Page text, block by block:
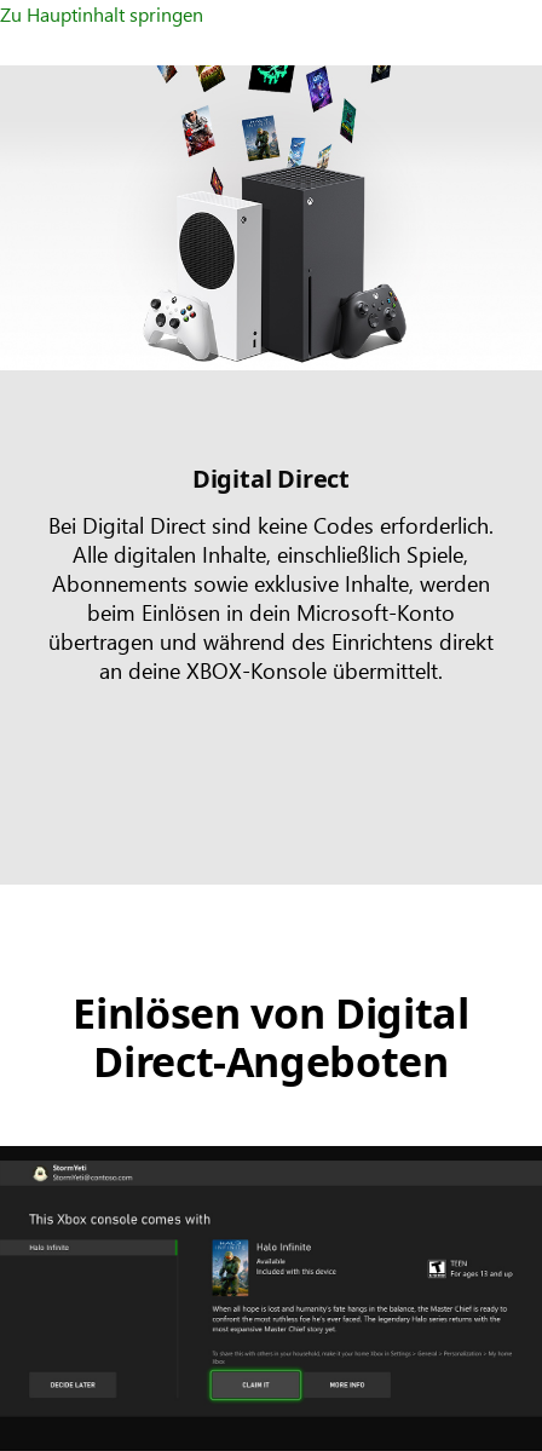
Zu Hauptinhalt springen
Digital Direct
Bei Digital Direct sind keine Codes erforderlich.
Alle digitalen Inhalte, einschließlich Spiele,
Abonnements sowie exklusive Inhalte, werden
beim Einlösen in dein Microsoft-Konto
übertragen und während des Einrichtens direkt
an deine XBOX-Konsole übermittelt.
Einlösen von Digital
Direct-Angeboten